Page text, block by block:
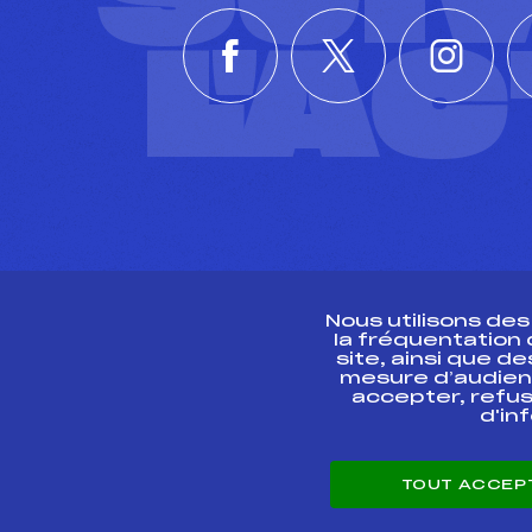
ESPACE PRESSE
Nous utilisons
la fréquentation
site, ainsi que
mesure
accepter,
TOUT